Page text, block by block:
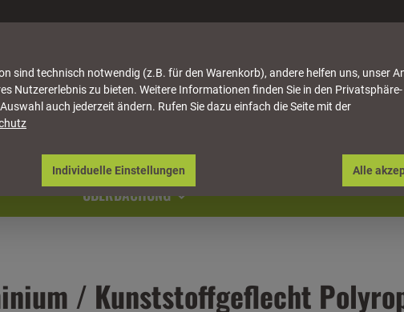
HÄUSER & PAVILLONS NATURSTEIN
ÜBERDACHUNG
/ Kunststoffgeflecht
sind technisch notwendig (z.B. für den Warenkorb), andere helfen uns, unser
Nutzererlebnis zu bieten. Weitere Informationen finden Sie in den Privatsphäre-
auch jederzeit ändern. Rufen Sie dazu einfach die Seite mit der
Individuelle Einstellungen Alle